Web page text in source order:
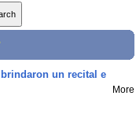
un recital e
More